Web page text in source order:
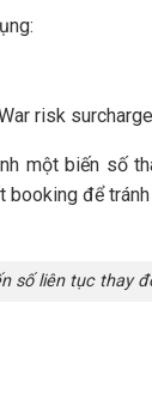
risk
một biến số
để
số liên tục thay